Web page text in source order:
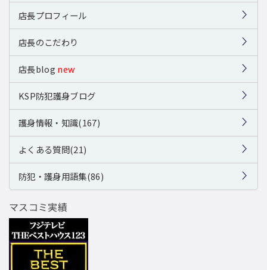
店長プロフィール
店長のこだわり
店長blog new
KSP防犯護身ブログ
護身情報・知識(167)
よくある質問(21)
防犯・護身用語集(86)
マスコミ実績